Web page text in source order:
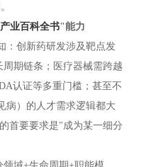
业百科全书"能力
：创新药研发涉及靶点发
期链条；医疗器械需跨越
认证等多重门槛；甚至不
病）的人才需求逻辑都大
首要要求是"成为某一细分